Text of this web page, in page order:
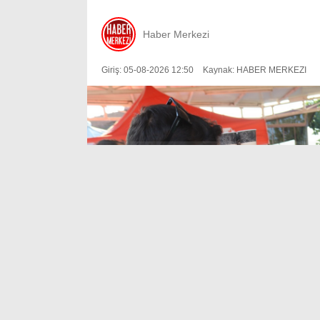
Haber Merkezi
Giriş: 05-08-2026 12:50 Kaynak: HABER MERKEZI